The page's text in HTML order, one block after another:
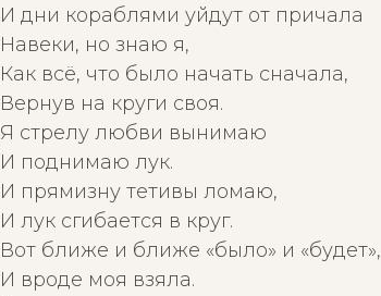
И дни кораблями уйдут от причала
Навеки, но знаю я,
Как всё, что было начать сначала,
Вернув на круги своя.
Я стрелу любви вынимаю
И поднимаю лук.
И прямизну тетивы ломаю,
И лук сгибается в круг.
Вот ближе и ближе «было» и «будет»,
И вроде моя взяла.